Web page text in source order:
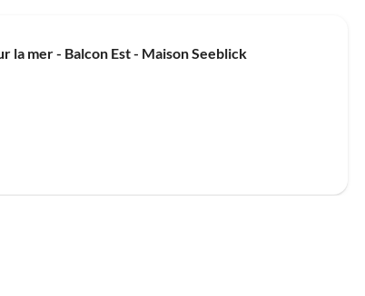
la mer - Balcon Est - Maison Seeblick